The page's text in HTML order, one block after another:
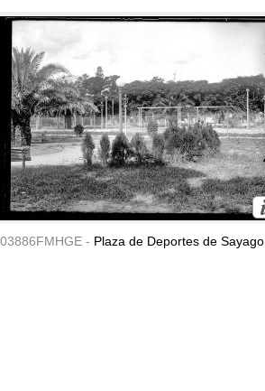
03886FMHGE - Plaza de Deportes de Sayago.